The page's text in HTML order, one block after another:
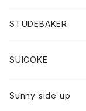
Tシャツ
バック
カーディガン
ショートパンツ
パンツ
レディース
カットソー
カーディガン
カットソー
ボトム
パンツ
オーバーオール
財布
バッグ
STUDEBAKER
アクセサリー
ブレスレット
SUICOKE
ブーツ
Sunny side up